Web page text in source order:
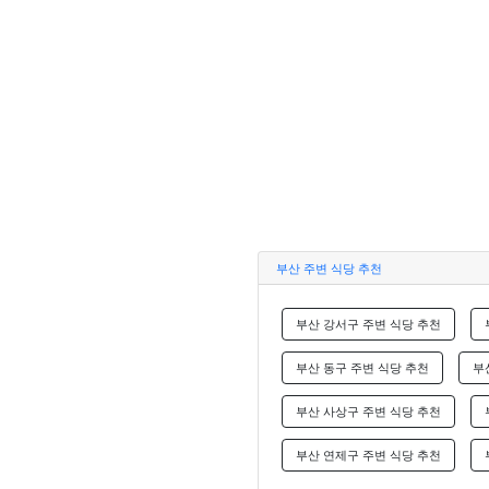
부산 주변 식당 추천
부산 강서구 주변 식당 추천
부산 동구 주변 식당 추천 부
부산 사상구 주변 식당 추천
부산 연제구 주변 식당 추천